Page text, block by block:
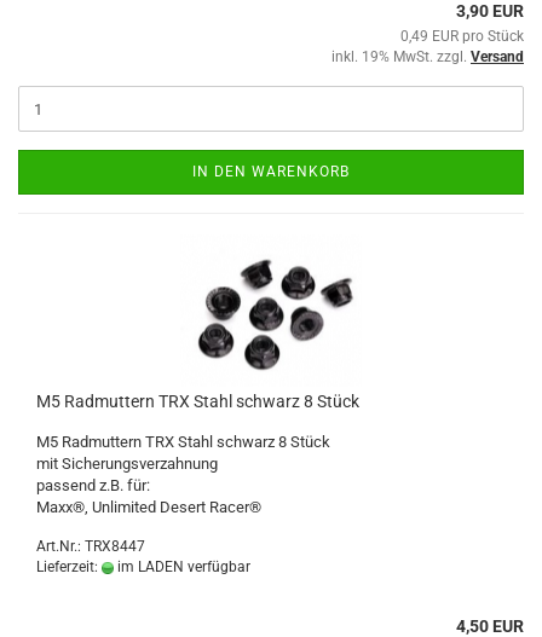
3,90 EUR
0,49 EUR pro Stück
inkl. 19% MwSt. zzgl. Versand
IN DEN WARENKORB
M5 Radmuttern TRX Stahl schwarz 8 Stück
M5 Radmuttern TRX Stahl schwarz 8 Stück
mit Sicherungsverzahnung
passend z.B. für:
Maxx®, Unlimited Desert Racer®
Art.Nr.: TRX8447
Lieferzeit:
im LADEN verfügbar
4,50 EUR